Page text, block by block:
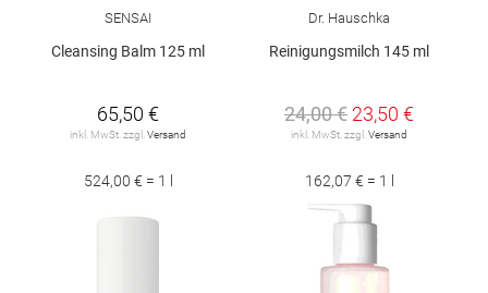
SENSAI
Cleansing Balm 125 ml
65,50 €
inkl. MwSt. zzgl. Versand
524,00 € = 1 l
Dr. Hauschka
Reinigungsmilch 145 ml
24,00 € 23,50 €
inkl. MwSt. zzgl. Versand
162,07 € = 1 l